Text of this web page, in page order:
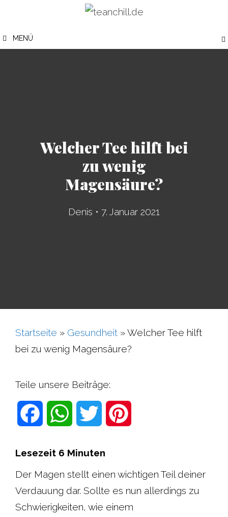
springen
MENÜ
Welcher Tee hilft bei
zu wenig
Magensäure?
Denis • 7. Januar 2021
Startseite » Gesundheit »Welcher Tee hilft
bei zu wenig Magensäure?
Teile unsere Beiträge:
e
W
t t t
Lesezeit 6 Minuten
Der Magen stellt einen wichtigen Teil deiner
Verdauung dar. Sollte es nun allerdings zu
Schwierigkeiten, wie einem